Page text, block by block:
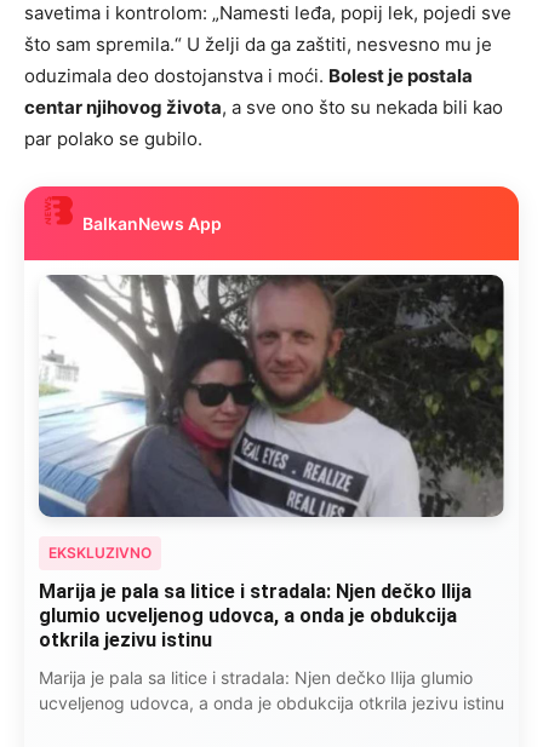
savetima i kontrolom: „Namesti leđa, popij lek, pojedi sve
što sam spremila.“ U želji da ga zaštiti, nesvesno mu je
oduzimala deo dostojanstva i moći. Bolest je postala
centar njihovog života, a sve ono što su nekada bili kao
par polako se gubilo.
BalkanNews App
EKSKLUZIVNO
Marija je pala sa litice i stradala: Njen dečko Ilija
glumio ucveljenog udovca, a onda je obdukcija
otkrila jezivu istinu
Marija je pala sa litice i stradala: Njen dečko Ilija glumio
ucveljenog udovca, a onda je obdukcija otkrila jezivu istinu